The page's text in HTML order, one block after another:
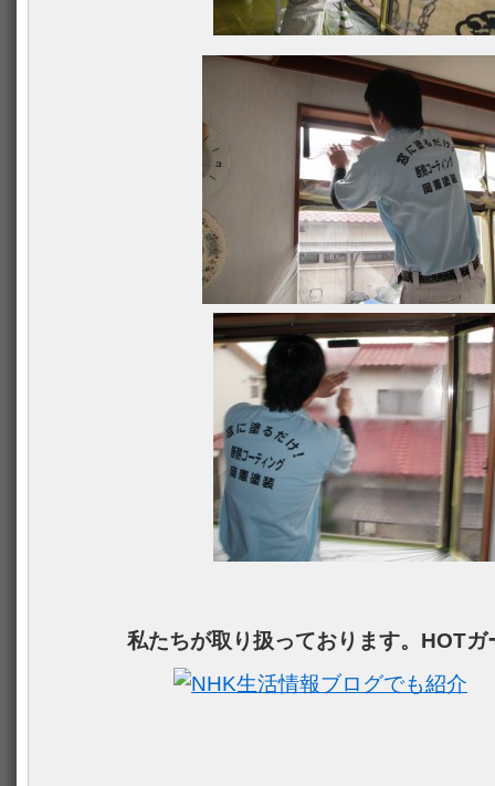
私たちが取り扱っております。HOTガ